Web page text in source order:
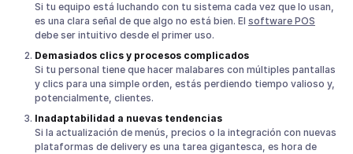
Si tu equipo está luchando con tu sistema cada vez que lo usan,
es una clara señal de que algo no está bien. El software POS
debe ser intuitivo desde el primer uso.
Demasiados clics y procesos complicados
Si tu personal tiene que hacer malabares con múltiples pantallas
y clics para una simple orden, estás perdiendo tiempo valioso y,
potencialmente, clientes.
Inadaptabilidad a nuevas tendencias
Si la actualización de menús, precios o la integración con nuevas
plataformas de delivery es una tarea gigantesca, es hora de